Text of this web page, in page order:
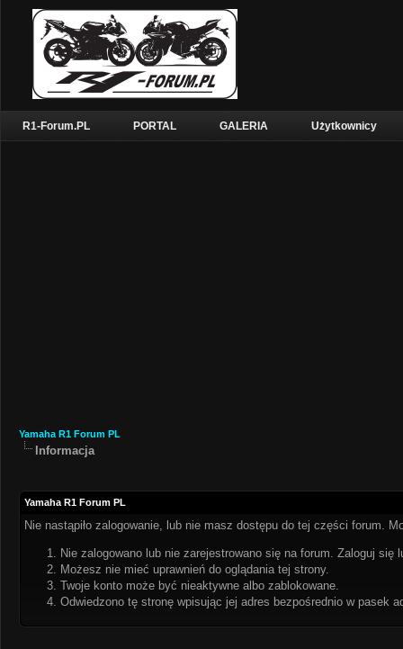
R1-Forum.PL PORTAL GALERIA Użytkownicy
Yamaha R1 Forum PL
Informacja
Yamaha R1 Forum PL
Nie nastąpiło zalogowanie, lub nie masz dostępu do tej części forum.
Nie zalogowano lub nie zarejestrowano się na forum. Zaloguj się
Możesz nie mieć uprawnień do oglądania tej strony.
Twoje konto może być nieaktywne albo zablokowane.
Odwiedzono tę stronę wpisując jej adres bezpośrednio w pasek